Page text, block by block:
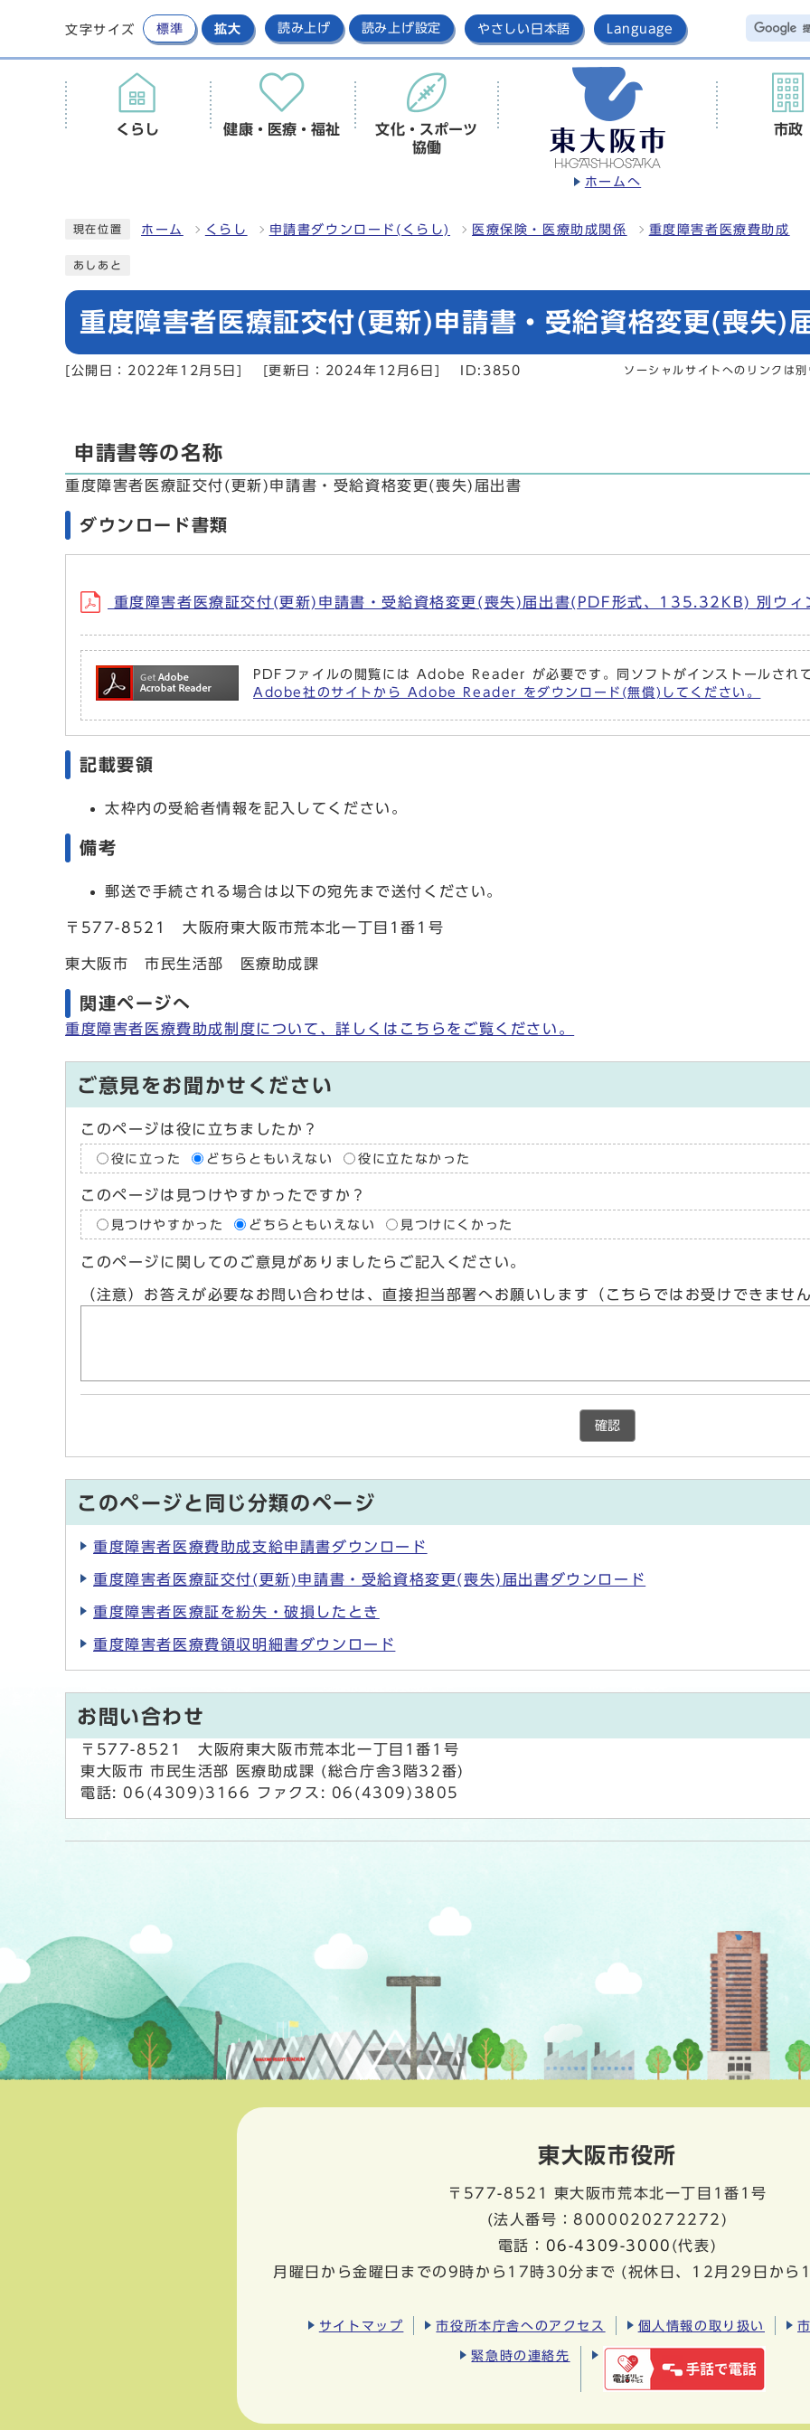
文字サイズ 標準 拡大 読み上げ 読み上げ設定 やさしい日本語 Language
ホームへ
くらし 健康・医療・福祉
文化・スポーツ
協働
市政
現在位置 ホーム くらし 申請書ダウンロード(くらし) 医療保険・医療助成関係 重度障害者医療費助成
あしあと
重度障害者医療証交付(更新)申請書・受給資格変更(喪失)
[公開日：2022年12月5日] [更新日：2024年12月6日] ID:3850 ソーシャルサイトへのリンクは
申請書等の名称
重度障害者医療証交付(更新)申請書・受給資格変更(喪失)届出書
ダウンロード書類
重度障害者医療証交付(更新)申請書・受給資格変更(喪失)届出書(PDF形式、135.32KB) 別ウィ
PDFファイルの閲覧には Adobe Reader が必要です。同ソフトがインストールされ
Adobe社のサイトから Adobe Reader をダウンロード(無償)してください。
記載要領
太枠内の受給者情報を記入してください。
備考
郵送で手続される場合は以下の宛先まで送付ください。
〒577-8521 大阪府東大阪市荒本北一丁目1番1号
東大阪市 市民生活部 医療助成課
関連ページへ
重度障害者医療費助成制度について、詳しくはこちらをご覧ください。
ご意見をお聞かせください
このページは役に立ちましたか？
役に立った どちらともいえない 役に立たなかった
このページは見つけやすかったですか？
見つけやすかった どちらともいえない 見つけにくかった
このページに関してのご意見がありましたらご記入ください。
（注意）お答えが必要なお問い合わせは、直接担当部署へお願いします（こちらではお受けできませ
確認
このページと同じ分類のページ
重度障害者医療費助成支給申請書ダウンロード
重度障害者医療証交付(更新)申請書・受給資格変更(喪失)届出書ダウンロード
重度障害者医療証を紛失・破損したとき
重度障害者医療費領収明細書ダウンロード
お問い合わせ
〒577-8521 大阪府東大阪市荒本北一丁目1番1号
東大阪市 市民生活部 医療助成課 (総合庁舎3階32番)
電話: 06(4309)3166 ファクス: 06(4309)3805
東大阪市役所
〒577-8521
東大阪市荒本北一丁目1番1号
(法人番号：8000020272272)
電話： 06-4309-3000 (代表)
月曜日から金曜日までの9時から17時30分まで (祝休日、12月29日から
サイトマップ 市役所本庁舎へのアクセス 個人情報の取り扱い
緊急時の連絡先